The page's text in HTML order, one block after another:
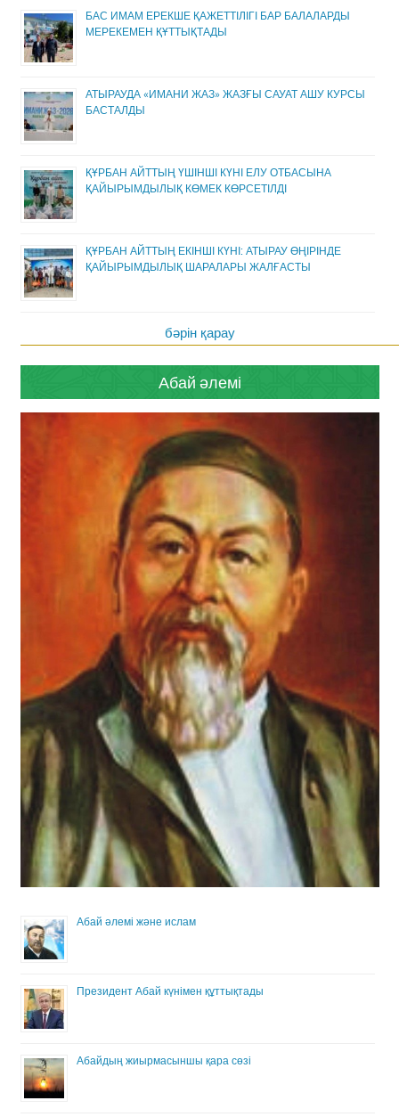
БАС ИМАМ ЕРЕКШЕ ҚАЖЕТТІЛІГІ БАР БАЛАЛАРДЫ
МЕРЕКЕМЕН ҚҰТТЫҚТАДЫ
АТЫРАУДА «ИМАНИ ЖАЗ» ЖАЗҒЫ САУАТ АШУ КУРСЫ
БАСТАЛДЫ
ҚҰРБАН АЙТТЫҢ ҮШІНШІ КҮНІ ЕЛУ ОТБАСЫНА
ҚАЙЫРЫМДЫЛЫҚ КӨМЕК КӨРСЕТІЛДІ
ҚҰРБАН АЙТТЫҢ ЕКІНШІ КҮНІ: АТЫРАУ ӨҢІРІНДЕ
ҚАЙЫРЫМДЫЛЫҚ ШАРАЛАРЫ ЖАЛҒАСТЫ
бәрін қарау
Абай әлемі
Абай әлемі және ислам
Президент Абай күнімен құттықтады
Абайдың жиырмасыншы қара сөзі